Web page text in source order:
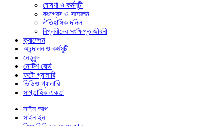
ঘোষণা ও কর্মসূচী
কংগ্রেস ও সম্মেলন
ঐতিহাসিক দলিল
বিপ্লবীদের সংক্ষিপ্ত জীবনী
ক্যাম্পেন
আন্দোলন ও কর্মসূচী
নেতৃবৃন্দ
নোটিশ বোর্ড
ফটো গ্যালারি
ভিডিও গ্যালারি
সাপ্তাহিক একতা
সাইন আপ
সাইন ইন